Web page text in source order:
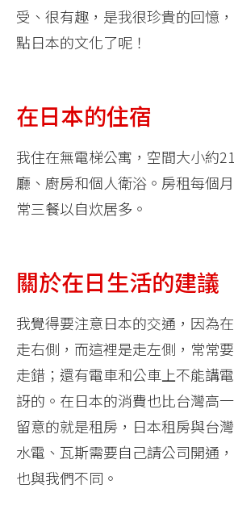
受、很有趣，是我很珍貴的回憶
點日本的文化了呢！
在日本的住宿
我住在無電梯公寓，空間大小約
廳、廚房和個人衛浴。房租每個
常三餐以自炊居多。
關於在日生活的建議
我覺得要注意日本的交通，因為
走右側，而這裡是走左側，常常
走錯；還有電車和公車上不能講
訝的。在日本的消費也比台灣高
留意的就是租房，日本租房與台
水電、瓦斯需要自己請公司開通
也與我們不同。